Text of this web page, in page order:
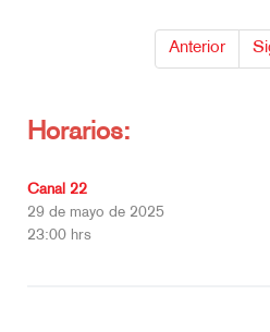
Anterior
Horarios:
Canal 22
29 de mayo de 2025
23:00 hrs